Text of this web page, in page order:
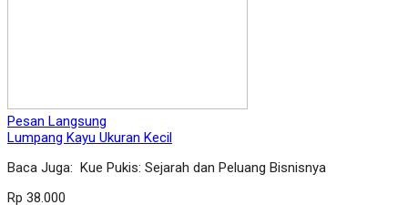
Pesan Langsung
Lumpang Kayu Ukuran Kecil
Baca Juga: Kue Pukis: Sejarah dan Peluang Bisnisnya
Rp 38.000